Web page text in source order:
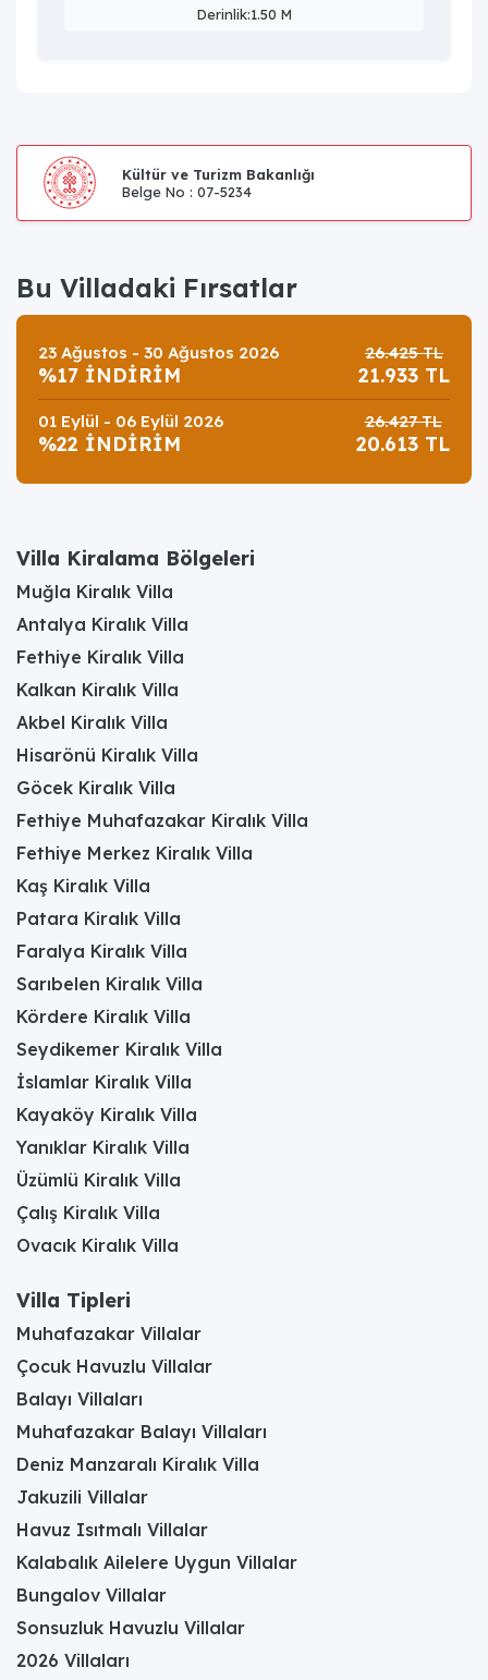
Derinlik:1.50 M
Kültür ve Turizm Bakanlığı
Belge No : 07-5234
Bu Villadaki Fırsatlar
23 Ağustos - 30 Ağustos 2026
%17 İNDİRİM
26.425 TL
21.933 TL
01 Eylül - 06 Eylül 2026
%22 İNDİRİM
26.427 TL
20.613 TL
Villa Kiralama Bölgeleri
Muğla Kiralık Villa
Antalya Kiralık Villa
Fethiye Kiralık Villa
Kalkan Kiralık Villa
Akbel Kiralık Villa
Hisarönü Kiralık Villa
Göcek Kiralık Villa
Fethiye Muhafazakar Kiralık Villa
Fethiye Merkez Kiralık Villa
Kaş Kiralık Villa
Patara Kiralık Villa
Faralya Kiralık Villa
Sarıbelen Kiralık Villa
Kördere Kiralık Villa
Seydikemer Kiralık Villa
İslamlar Kiralık Villa
Kayaköy Kiralık Villa
Yanıklar Kiralık Villa
Üzümlü Kiralık Villa
Çalış Kiralık Villa
Ovacık Kiralık Villa
Villa Tipleri
Muhafazakar Villalar
Çocuk Havuzlu Villalar
Balayı Villaları
Muhafazakar Balayı Villaları
Deniz Manzaralı Kiralık Villa
Jakuzili Villalar
Havuz Isıtmalı Villalar
Kalabalık Ailelere Uygun Villalar
Bungalov Villalar
Sonsuzluk Havuzlu Villalar
2026 Villaları